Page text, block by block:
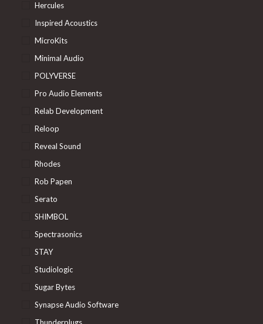
Hercules
Inspired Acoustics
MicroKits
Minimal Audio
POLYVERSE
Pro Audio Elements
Relab Development
Reloop
Reveal Sound
Rhodes
Rob Papen
Serato
SHIMBOL
Spectrasonics
STAY
Studiologic
Sugar Bytes
Synapse Audio Software